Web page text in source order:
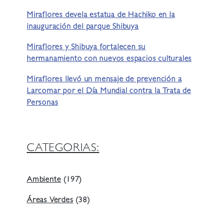
Miraflores devela estatua de Hachiko en la
inauguración del parque Shibuya
Miraflores y Shibuya fortalecen su
hermanamiento con nuevos espacios culturales
Miraflores llevó un mensaje de prevención a
Larcomar por el Día Mundial contra la Trata de
Personas
CATEGORIAS:
Ambiente(197)
Áreas Verdes(38)